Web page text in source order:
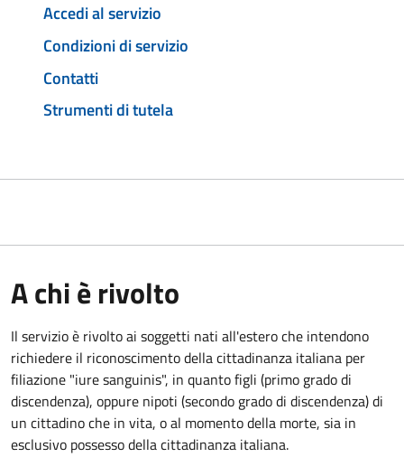
Accedi al servizio
Condizioni di servizio
Contatti
Strumenti di tutela
A chi è rivolto
Il servizio è rivolto ai soggetti nati all'estero che intendono
richiedere il riconoscimento della cittadinanza italiana per
filiazione "iure sanguinis", in quanto figli (primo grado di
discendenza), oppure nipoti (secondo grado di discendenza) di
un cittadino che in vita, o al momento della morte, sia in
esclusivo possesso della cittadinanza italiana.